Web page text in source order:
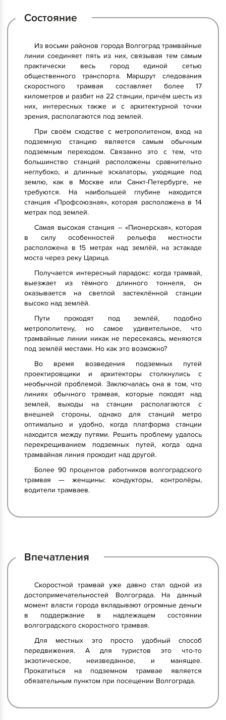
Состояние
Из восьми районов города Волгоград трамвайные
линии соединяет пять из них, связывая тем самым
практически весь город единой сетью
общественного транспорта. Маршрут следования
скоростного трамвая составляет более 17
километров и разбит на 22 станции, причём шесть из
них, интересных также и с архитектурной точки
зрения, располагаются под землей.
При своём сходстве с метрополитеном, вход на
подземную станцию является самым обычным
подземным переходом. Связанно это с тем, что
большинство станций расположены сравнительно
неглубоко, и длинные эскалаторы, уходящие под
землю, как в Москве или Санкт-Петербурге, не
требуются. На наибольшей глубине находится
станция «Профсоюзная», которая расположена в 14
метрах под землей.
Самая высокая станция – «Пионерская», которая
в силу особенностей рельефа местности
расположена в 15 метрах над землёй, на эстакаде
моста через реку Царица.
Получается интересный парадокс: когда трамвай,
выезжает из тёмного длинного тоннеля, он
оказывается на светлой застеклённой станции
высоко над землёй.
Пути проходят под землёй, подобно
метрополитену, но самое удивительное, что
трамвайные линии никак не пересекаясь, меняются
под землёй местами. Но как это возможно?
Во время возведения подземных путей
проектировщики и архитекторы столкнулись с
необычной проблемой. Заключалась она в том, что
линиях обычного трамвая, которые походят над
землей, выходы на станции располагаются с
внешней стороны, однако для станций метро
оптимально и удобно, когда платформа станции
находится между путями. Решить проблему удалось
перекрещиванием подземных путей, когда одна
трамвайная линия проходит над другой.
Более 90 процентов работников волгоградского
трамвая — женщины: кондукторы, контролёры,
водители трамваев.
Впечатления
Скоростной трамвай уже давно стал одной из
достопримечательностей Волгограда. На данный
момент власти города вкладывают огромные деньги
в поддержание в надлежащем состоянии
волгоградского скоростного трамвая.
Для местных это просто удобный способ
передвижения. А для туристов это что-то
экзотическое, неизведанное, и манящее.
Прокатиться на подземном трамвае является
обязательным пунктом при посещении Волгограда.